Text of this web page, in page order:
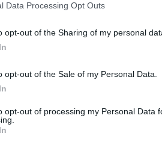
Data Processing Opt Outs
opt-out of the Sharing of my personal
opt-out of the Sale of my Personal Data.
opt-out of processing my Personal Data
Nastavnika prvo
silovale da bi mu otele